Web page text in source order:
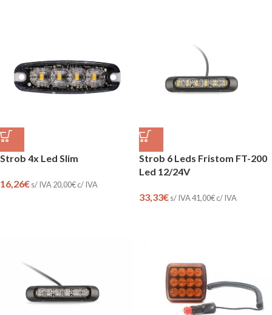
Strob 4x Led Slim
16,26€s/ IVA 20,00€c/ IVA
Strob 6 Leds Fristom FT-200
Led 12/24V
33,33€s/ IVA41,00€c/ IVA